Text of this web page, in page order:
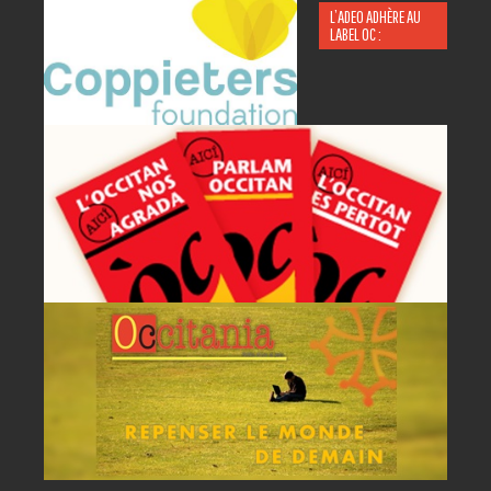
L’ADEO ADHÈRE AU
LABEL OC :